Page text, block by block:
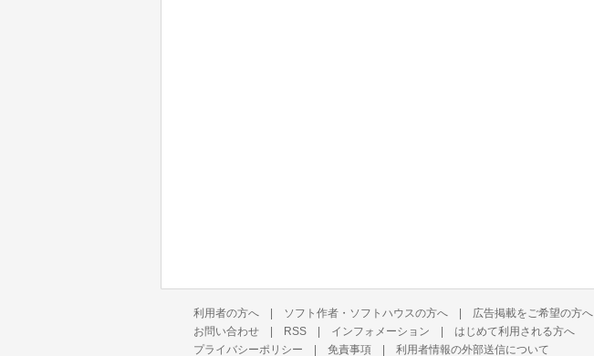
利用者の方へ | ソフト作者・ソフトハウスの方へ | 広告掲載をご希望の方へ
お問い合わせ | RSS | インフォメーション | はじめて利用される方へ
プライバシーポリシー | 免責事項 | 利用者情報の外部送信について